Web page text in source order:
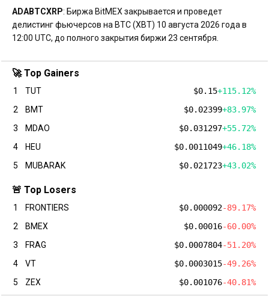
ADABTCXRP: Биржа BitMEX закрывается и проведет
делистинг фьючерсов на BTC (XBT) 10 августа 2026 года в
12:00 UTC, до полного закрытия биржи 23 сентября.
🚀 Top Gainers
1 TUT $0.15+115.12%
2
BMT $0.02399+83.97%
3
MDAO $0.031297+55.72%
4
HEU $0.0011049+46.18%
5
MUBARAK $0.021723+43.02%
🚨 Top Losers
1 FRONTIERS $0.000092-89.17%
2
BMEX $0.00016-60.00%
3
FRAG $0.0007804-51.20%
4
VT $0.0003015-49.26%
5
ZEX $0.001076-40.81%